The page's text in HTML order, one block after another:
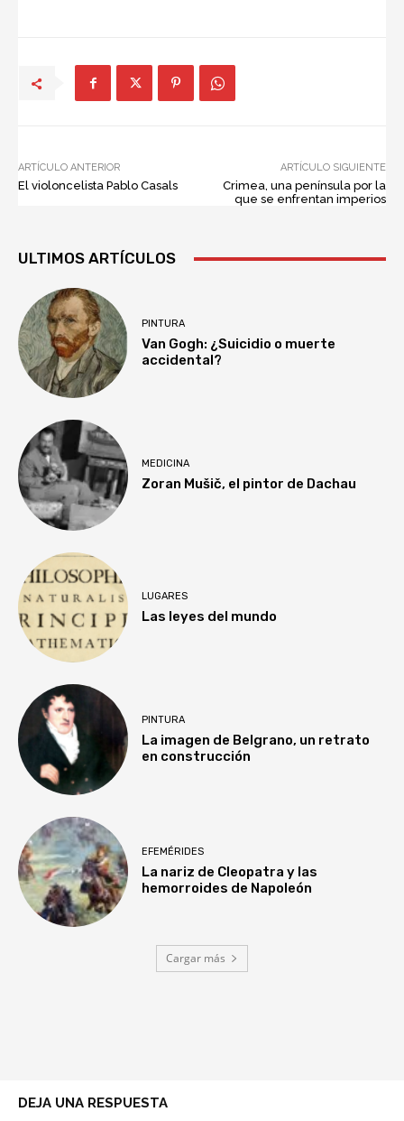
ARTÍCULO ANTERIOR
El violoncelista Pablo Casals
ARTÍCULO SIGUIENTE
Crimea, una península por la
que se enfrentan imperios
ULTIMOS ARTÍCULOS
PINTURA
Van Gogh: ¿Suicidio o muerte
accidental?
MEDICINA
Zoran Mušič, el pintor de Dachau
LUGARES
Las leyes del mundo
PINTURA
La imagen de Belgrano, un retrato
en construcción
EFEMÉRIDES
La nariz de Cleopatra y las
hemorroides de Napoleón
Cargar más
DEJA UNA RESPUESTA